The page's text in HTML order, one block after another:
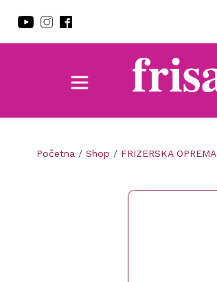
Početna / Shop / FRIZERSKA OPREMA